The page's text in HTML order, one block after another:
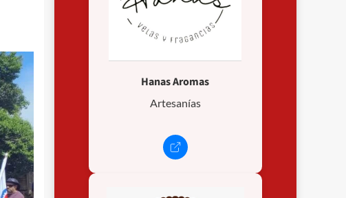
Hanas Aromas
Artesanías